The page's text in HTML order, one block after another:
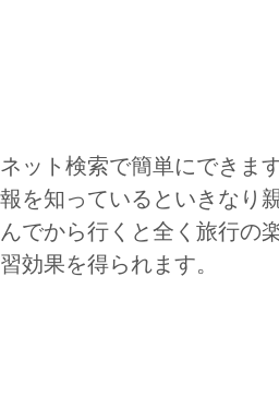
ット検索で簡単にできま
を知っているといきなり
でから行くと全く旅行の
効果を得られます。